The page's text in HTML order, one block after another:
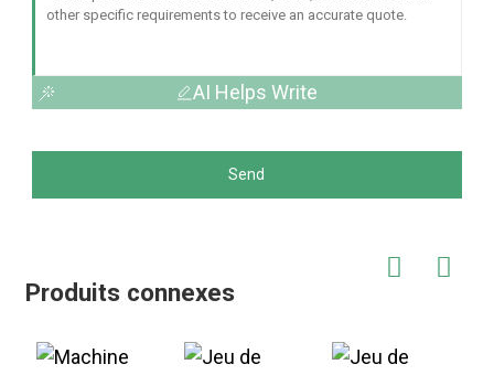
AI Helps Write
Send
Produits connexes